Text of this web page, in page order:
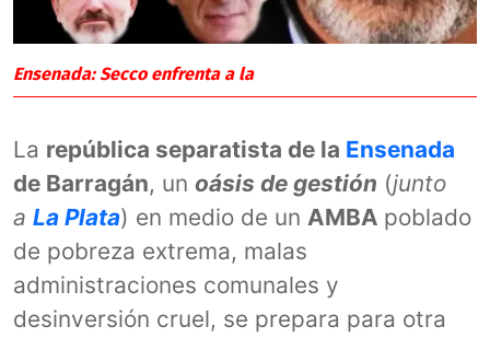
Ensenada: Secco enfrenta a la
La república separatista de la Ensenada
de Barragán, un oásis de gestión (junto
a La Plata) en medio de un AMBA poblado
de pobreza extrema, malas
administraciones comunales y
desinversión cruel, se prepara para otra